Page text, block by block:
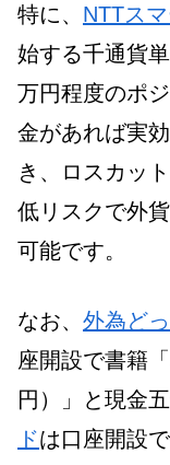
特に、 NTTス
始する千通貨
万円程度のポ
金があれば実
き、ロスカッ
低リスクで外
可能です。
なお、 外為ど
座開設で書籍
円）」と現金五
ドは口座開設